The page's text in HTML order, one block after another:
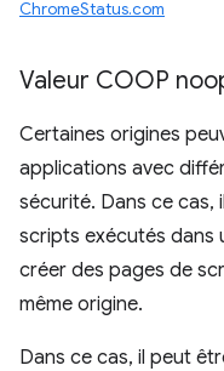
ChromeStatus.com
Valeur COOP
Certaines origines
applications avec
sécurité. Dans ce cas,
scripts exécutés dans
créer des pages de
même origine.
Dans ce cas, il peut